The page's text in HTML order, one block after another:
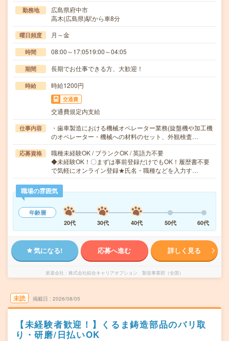
勤務地
広島県府中市
高木(広島県)駅から車8分
曜日頻度 月～金
時間 08:00～17:0519:00～04:05
期間 長期でお仕事できる方、大歓迎！
時給 時給1200円
交通費
交通費規定内支給
仕事内容
・歯車製造における機械オペレーター業務(旋盤機や加工機
のオペレーター・機械への材料のセット、外観検査…
応募資格
職種未経験OK / ブランクOK / 英語力不要
◆未経験OK！〇まずは事前登録だけでもOK！履歴書不要
で気軽にオンライン登録★氏名・職種などを入力す…
職場の雰囲気
年齢層
20代
30代 40代 50代 60代
気になる! 応募へ進む 詳しく見る
派遣会社 株式会社綜合キャリアオプション 製造事業部（全国）
未読 掲載日 2026/08/05
【未経験者歓迎！】くるま鋳造部品のバリ取
り・研磨/日払いOK